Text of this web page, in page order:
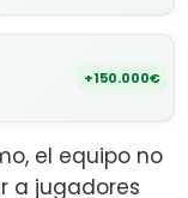
+150.000€
el equipo no
a jugadores